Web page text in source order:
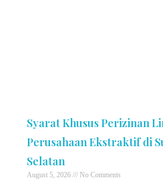
Syarat Khusus Perizinan
Perusahaan Ekstraktif di
Selatan
August 5, 2026 No Comments